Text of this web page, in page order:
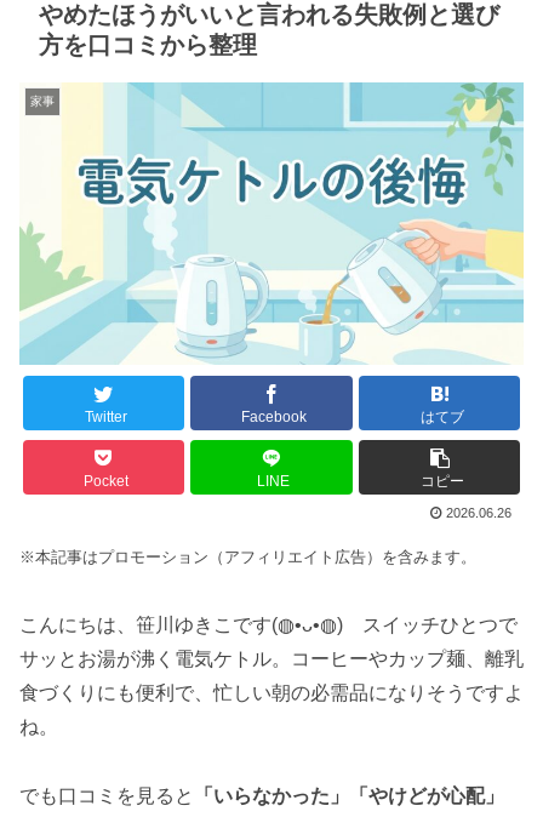
やめたほうがいいと言われる失敗例と選び
方を口コミから整理
家事
Twitter Facebook はてブ
Pocket LINE コピー
2026.06.26
※本記事はプロモーション（アフィリエイト広告）を含みます。
こんにちは、笹川ゆきこです(◍•ᴗ•◍) スイッチひとつで
サッとお湯が沸く電気ケトル。コーヒーやカップ麺、離乳
食づくりにも便利で、忙しい朝の必需品になりそうですよ
ね。
でも口コミを見ると
「いらなかった」「やけどが心配」